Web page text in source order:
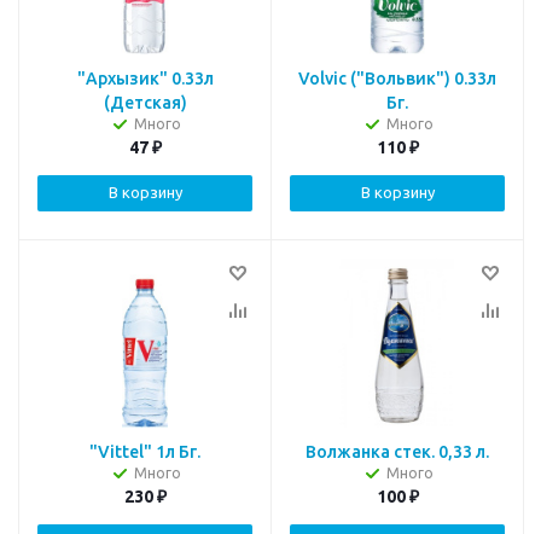
"Архызик" 0.33л
(Детская)
Много
47₽
В корзину
Volvic ("Вольвик") 0.33л
Бг.
Много
110₽
В корзину
"Vittel" 1л Бг.
Много
230₽
Волжанка стек. 0,33 л.
Много
100₽